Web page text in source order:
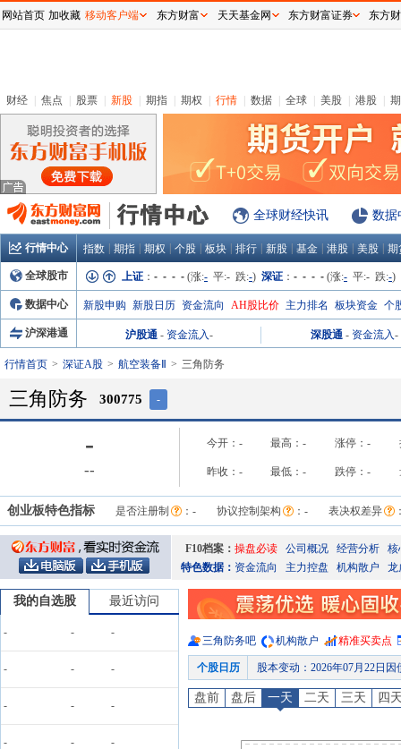
财经 焦点 股票 新股 期指 期权 行情 数据 全球 美股 港股
全球财经快讯 数据
行情中心 指数 期指 期权 个股 板块 排行 新股 基金 港股 美股 期
全球股市 上证 ： - - - - (涨:- 平:- 跌:-) 深证 ： - - - - (涨:- 平:- 跌:-)
数据中心 新股申购 新股日历 资金流向 AH股比价 主力排名 板块资金 个
沪深港通 沪股通 - 资金流入- 深股通 - 资金流入-
行情首页 深证A股 航空装备Ⅱ 三角防务
三角防务 300775 -
-
--
今开： - 最高： - 涨停： -
昨收： - 最低： - 跌停： -
创业板特色指标 是否注册制 ： - 协议控制架构 ： - 表决权差异
F10档案： 操盘必读 公司概况 经营分析
核
特色数据： 资金流向 主力控盘 机构散户 龙
我的自选股 最近访问
- - -
- - -
- - -
- - -
三角防务吧 机构散户 精准买卖点
个股日历 股本变动 ： 2026年07月22日
股东增减持日：2026年07月22日公布
：
股权质押：截止2026年07月17
盘前 盘后 一天 二天 三天 四
网站首页 加收藏 移动客户端 东方财富 天天基金网 东方财富证券 东方